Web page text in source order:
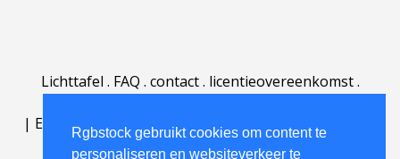
Rgbstock gebruikt cookies om content te
personaliseren en websiteverkeer te
Lichttafel . FAQ . contact. licentieovereenkomst.
| English | Deutsch Español | Português
Nederlands|